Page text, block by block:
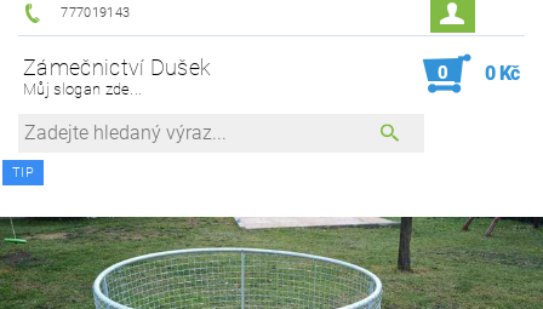
777019143
Zámečnictví Dušek
Můj slogan zde...
0 0 Kč
TIP